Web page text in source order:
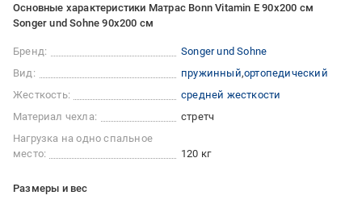
Основные характеристики Матрас Bonn Vitamin E 90x200 см
Songer und Sohne 90х200 см
Бренд:
Songer und Sohne
Вид:
пружинный ортопедический
Жесткость:
средней жесткости
Материал чехла:
стретч
Нагрузка на одно спальное
место:
120 кг
Размеры и вес